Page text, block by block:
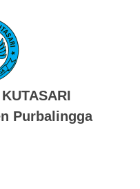
Purbalingga